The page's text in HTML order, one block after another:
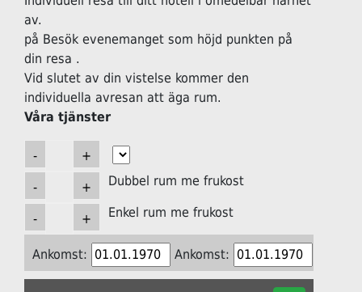
av.
på Besök evenemanget som höjd punkten på
din resa .
Vid slutet av din vistelse kommer den
individuella avresan att äga rum.
Våra tjänster
Dubbel rum me frukost
Enkel rum me frukost
Ankomst: Ankomst: